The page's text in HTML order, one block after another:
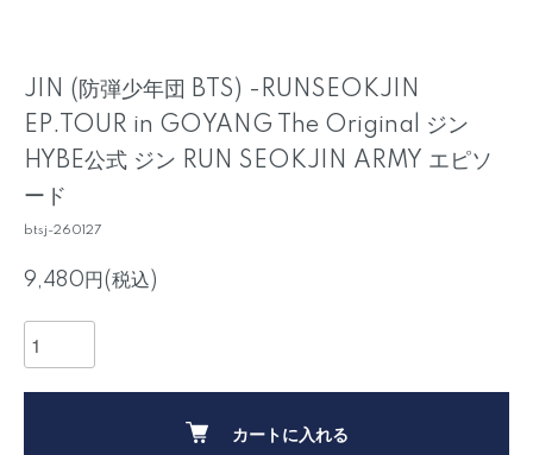
JIN (防弾少年団 BTS) -RUNSEOKJIN
EP.TOUR in GOYANG The Original ジン
HYBE公式 ジン RUN SEOKJIN ARMY エピソ
ード
btsj-260127
9,480円(税込)
カートに入れる